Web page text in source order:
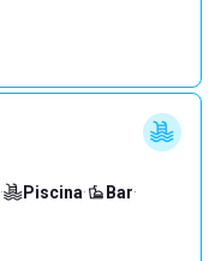
· Piscina· Bar·